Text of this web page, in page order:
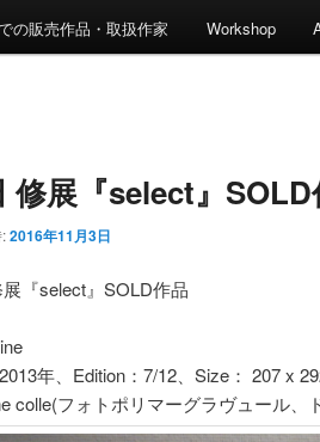
の販売作品・取扱作家 Workshop
ゲーション
修展『select』SOLD
2016年11月3日
『select』SOLD作品
年、Edition：7/12、Size： 207 x
colle(フォトポリマーグラヴュール、